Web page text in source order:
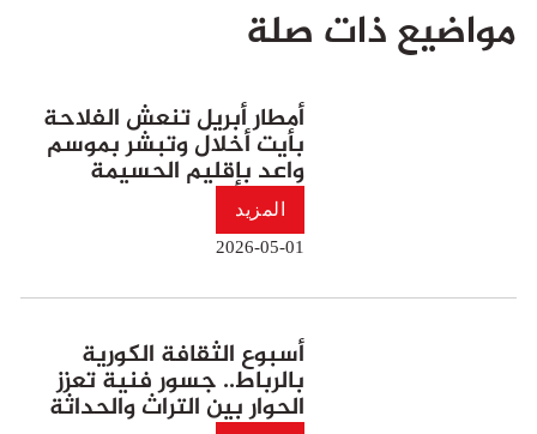
مواضيع ذات صلة
أمطار أبريل تنعش الفلاحة
بأيت أخلال وتبشر بموسم
واعد بإقليم الحسيمة
المزيد
2026-05-01
أسبوع الثقافة الكورية
بالرباط.. جسور فنية تعزز
الحوار بين التراث والحداثة